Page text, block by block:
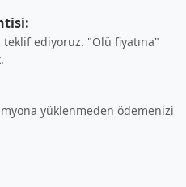
teklif ediyoruz. "Ölü fiyatına"
yüklenmeden ödemenizi